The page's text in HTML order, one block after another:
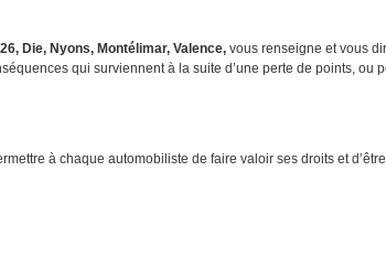
Die, Nyons, Montélimar, Valence, vous renseigne et vous
qui surviennent à la suite d’une perte de points,
à chaque automobiliste de faire valoir ses droits et